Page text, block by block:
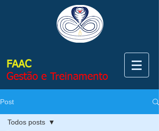
FAAC
Gestão e Treinamento
Post
Todos posts